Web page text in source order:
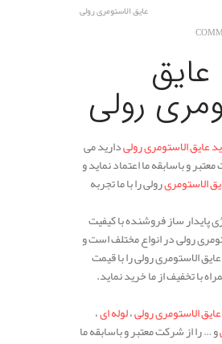
عایق الاستومری رولی
رولی
عایق الاستومری رولیدارید می
و باسابقه ما اعتماد نماید و
الاستومریرولی را با ما تجربه
پایدار ساز فروشنده با کیفیت
رولی در انواع مختلف است و
الاستومری رولی را با قیمت
با تخفیف از ما خرید نماید.
عایق الاستومری رولی،لوله ای،
و … را از شرکت معتبر و باسابقه ما